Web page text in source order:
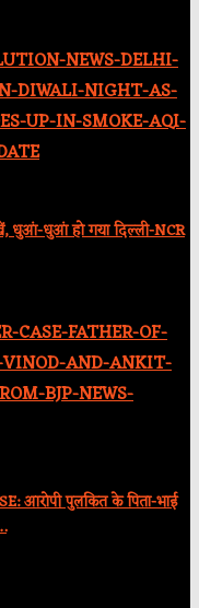
धुआं-धुआं हो गया दिल्ली-NCR
आरोपी पुलकित के पिता-भाई